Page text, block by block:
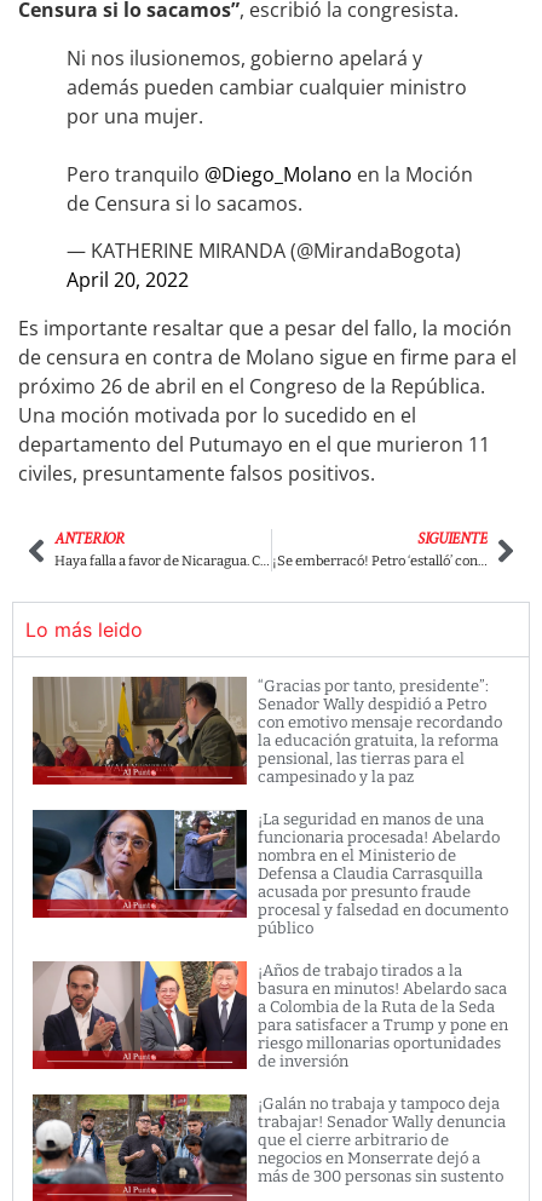
Censura si lo sacamos”, escribió la congresista.
Ni nos ilusionemos, gobierno apelará y
además pueden cambiar cualquier ministro
por una mujer.
Pero tranquilo @Diego_Molano en la Moción
de Censura si lo sacamos.
— KATHERINE MIRANDA (@MirandaBogota)
April 20, 2022
Es importante resaltar que a pesar del fallo, la moción
de censura en contra de Molano sigue en firme para el
próximo 26 de abril en el Congreso de la República.
Una moción motivada por lo sucedido en el
departamento del Putumayo en el que murieron 11
civiles, presuntamente falsos positivos.
ANTERIOR
Haya falla a favor de Nicaragua. Colombia debe “cesar inmediatamente” actividades marítimas
SIGUIENTE
¡Se emberracó! Petro ‘estalló’ contra un medio de comunicación y envió ‘pulla’ a Fico Gutiérrez
Lo más leido
“Gracias por tanto, presidente”:
Senador Wally despidió a Petro
con emotivo mensaje recordando
la educación gratuita, la reforma
pensional, las tierras para el
campesinado y la paz
¡La seguridad en manos de una
funcionaria procesada! Abelardo
nombra en el Ministerio de
Defensa a Claudia Carrasquilla
acusada por presunto fraude
procesal y falsedad en documento
público
¡Años de trabajo tirados a la
basura en minutos! Abelardo saca
a Colombia de la Ruta de la Seda
para satisfacer a Trump y pone en
riesgo millonarias oportunidades
de inversión
¡Galán no trabaja y tampoco deja
trabajar! Senador Wally denuncia
que el cierre arbitrario de
negocios en Monserrate dejó a
más de 300 personas sin sustento